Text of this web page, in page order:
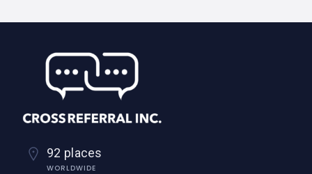
92 places
WORLDWIDE